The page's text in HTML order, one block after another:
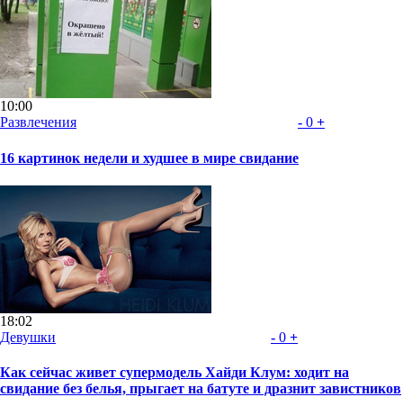
10:00
Развлечения
- 0 +
16 картинок недели и худшее в мире свидание
18:02
Девушки
- 0 +
Как сейчас живет супермодель Хайди Клум: ходит на
свидание без белья, прыгает на батуте и дразнит завистников